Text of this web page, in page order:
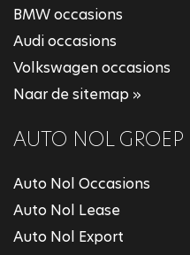
BMW occasions
Audi occasions
Volkswagen occasions
Naar de sitemap »
AUTO NOL GROEP
Auto Nol Occasions
Auto Nol Lease
Auto Nol Export